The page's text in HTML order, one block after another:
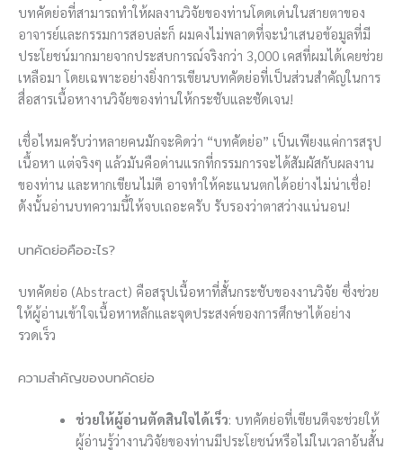
บทคัดย่อที่สามารถทำให้ผลงานวิจัยของท่านโดดเด่นในสายตาของ
อาจารย์และกรรมการสอบล่ะก็ ผมคงไม่พลาดที่จะนำเสนอข้อมูลที่มี
ประโยชน์มากมายจากประสบการณ์จริงกว่า 3,000 เคสที่ผมได้เคยช่วย
เหลือมา โดยเฉพาะอย่างยิ่งการเขียนบทคัดย่อที่เป็นส่วนสำคัญในการ
สื่อสารเนื้อหางานวิจัยของท่านให้กระชับและชัดเจน!
เชื่อไหมครับว่าหลายคนมักจะคิดว่า “บทคัดย่อ” เป็นเพียงแค่การสรุป
เนื้อหา แต่จริงๆ แล้วมันคือด่านแรกที่กรรมการจะได้สัมผัสกับผลงาน
ของท่าน และหากเขียนไม่ดี อาจทำให้คะแนนตกได้อย่างไม่น่าเชื่อ!
ดังนั้นอ่านบทความนี้ให้จบเถอะครับ รับรองว่าตาสว่างแน่นอน!
บทคัดย่อคืออะไร?
บทคัดย่อ (Abstract) คือสรุปเนื้อหาที่สั้นกระชับของงานวิจัย ซึ่งช่วย
ให้ผู้อ่านเข้าใจเนื้อหาหลักและจุดประสงค์ของการศึกษาได้อย่าง
รวดเร็ว
ความสำคัญของบทคัดย่อ
ช่วยให้ผู้อ่านตัดสินใจได้เร็ว: บทคัดย่อที่เขียนดีจะช่วยให้
ผู้อ่านรู้ว่างานวิจัยของท่านมีประโยชน์หรือไม่ในเวลาอันสั้น